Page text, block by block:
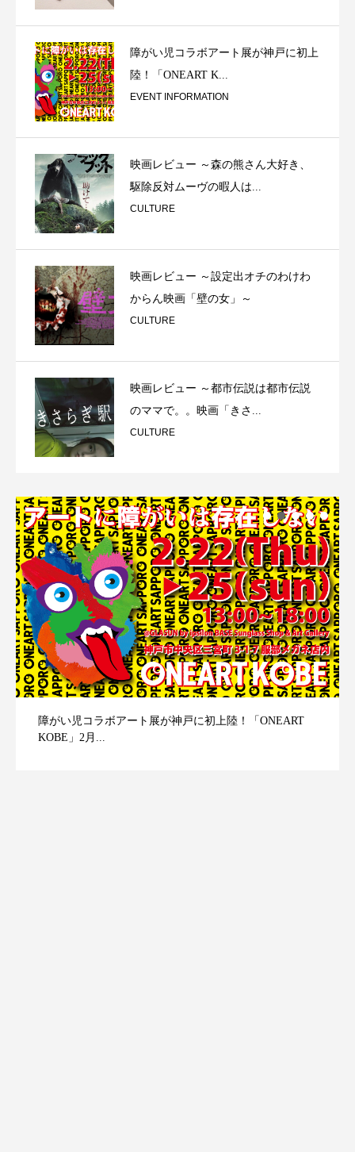
障がい児コラボアート展が神戸に初上
陸！「ONEART K...
EVENT INFORMATION
映画レビュー ～森の熊さん大好き、
駆除反対ムーヴの暇人は...
CULTURE
映画レビュー ～設定出オチのわけわ
からん映画「壁の女」～
CULTURE
映画レビュー ～都市伝説は都市伝説
のママで。。映画「きさ...
CULTURE
障がい児コラボアート展が神戸に初上陸！「ONEART
KOBE」2月...